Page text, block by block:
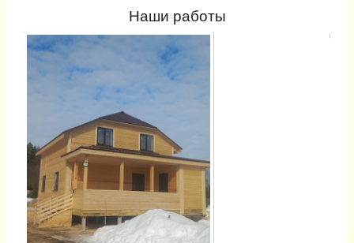
Наши работы